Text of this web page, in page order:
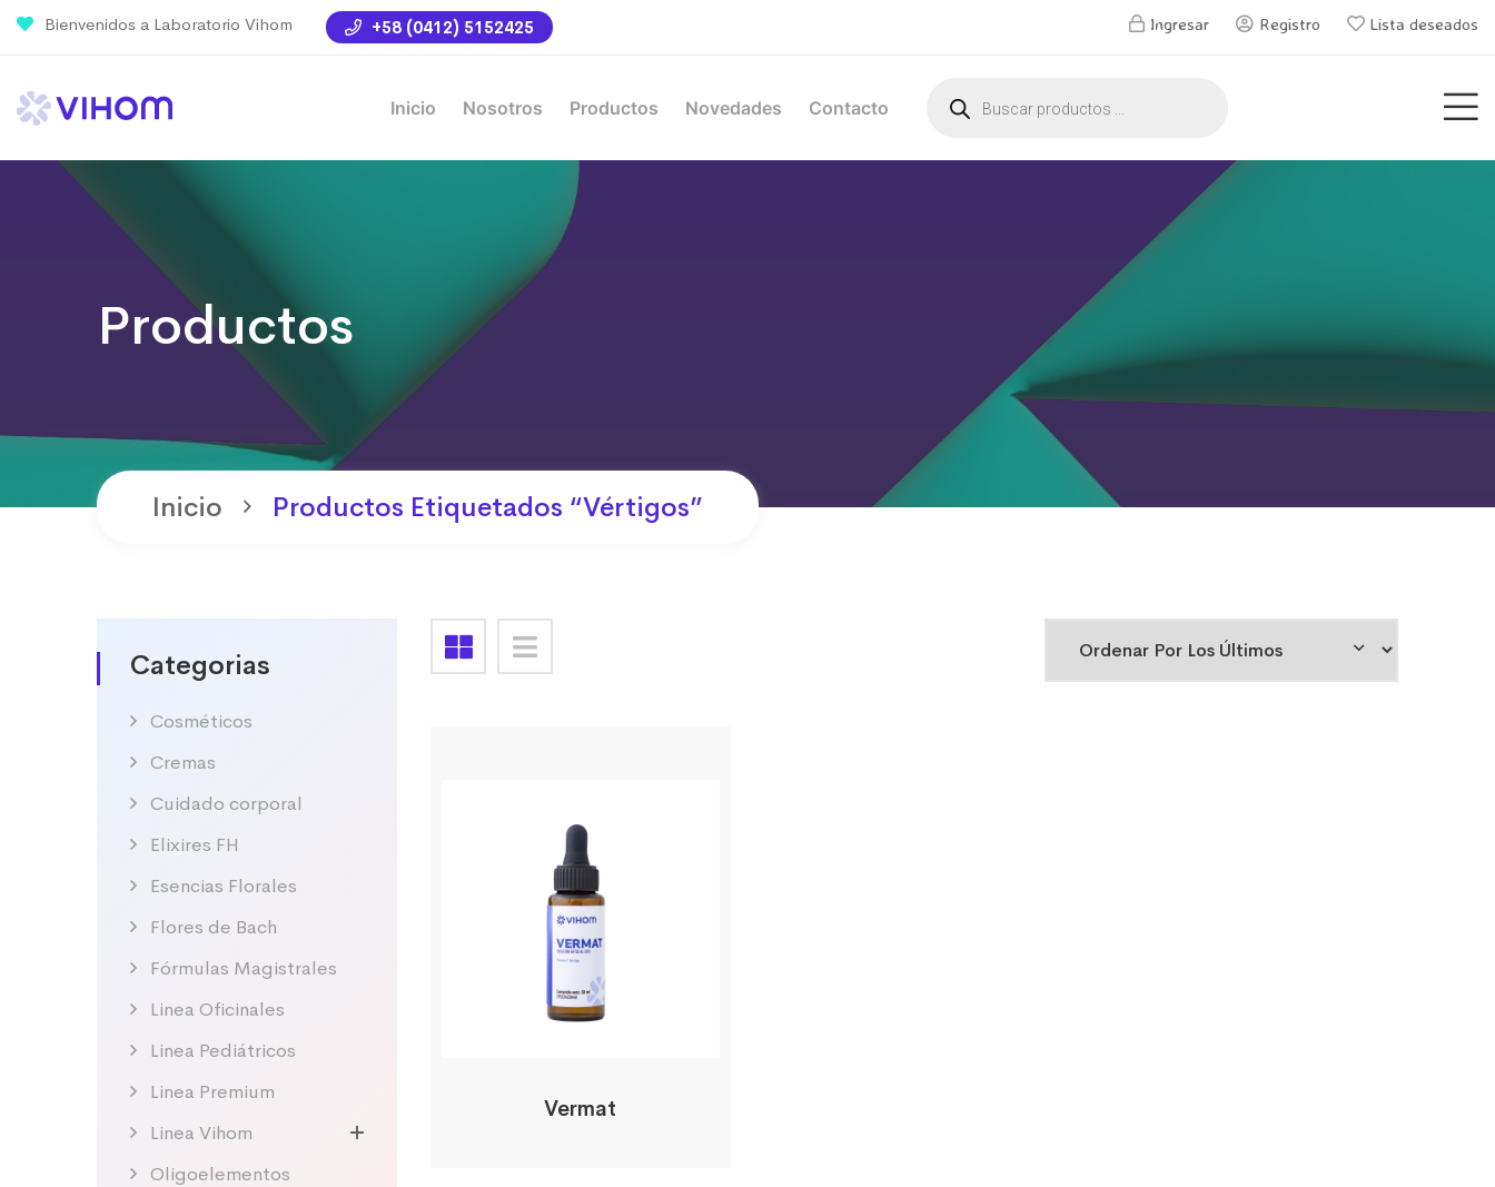
Bienvenidos a Laboratorio Vihom +58 (0412) 5152425 Ingresar Registro Lista deseados
Inicio Nosotros Productos Novedades Contacto
Productos
Inicio Productos Etiquetados “vértigos”
Categorias
Cosméticos
Cremas
Cuidado corporal
Elixires FH
Esencias Florales
Flores de Bach
Fórmulas Magistrales
Linea Oficinales
Linea Pediátricos
Linea Premium
Linea Vihom
Oligoelementos
Vermat